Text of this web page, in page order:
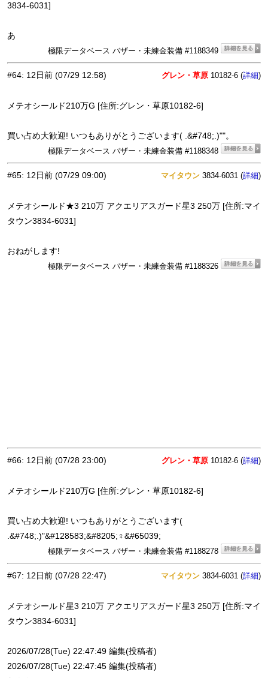
3834-6031]
あ
極限データベース バザー・未練金装備 #1188349
#64: 12日前 (07/29 12:58) グレン・草原 10182-6 (詳細)
メテオシールド210万G [住所:グレン・草原10182-6]
買い占め大歓迎! いつもありがとうございます( .&#748;.)""。
極限データベース バザー・未練金装備 #1188348
#65: 12日前 (07/29 09:00) マイタウン 3834-6031 (詳細)
メテオシールド★3 210万 アクエリアスガード星3 250万 [住所:マイ
タウン3834-6031]
おねがします!
極限データベース バザー・未練金装備 #1188326
#66: 12日前 (07/28 23:00) グレン・草原 10182-6 (詳細)
メテオシールド210万G [住所:グレン・草原10182-6]
買い占め大歓迎! いつもありがとうございます(
.&#748;.)"&#128583;&#8205;♀&#65039;
極限データベース バザー・未練金装備 #1188278
#67: 12日前 (07/28 22:47) マイタウン 3834-6031 (詳細)
メテオシールド星3 210万 アクエリアスガード星3 250万 [住所:マイ
タウン3834-6031]
2026/07/28(Tue) 22:47:49 編集(投稿者)
2026/07/28(Tue) 22:47:45 編集(投稿者)